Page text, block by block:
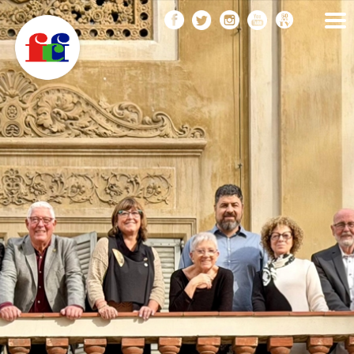
Vés
al
FEDERACIÓ CATALANA
DE FOTOGRAFIA
F
C
F